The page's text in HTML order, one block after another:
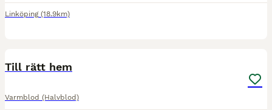
Linköping (18.9km)
Till rätt hem
Varmblod (Halvblod)